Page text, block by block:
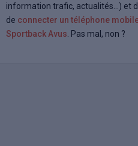
information trafic, actualités...) et
de connecter un téléphone
Sportback Avus . Pas mal, non ?